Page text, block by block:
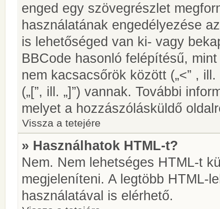
enged egy szövegrészlet
használatának engedélyezése
is lehetőséged van ki- vagy
BBCode hasonló felépítésű,
nem kacsacsőrök között („<” ,
(„[”, ill. „]”) vannak. További
melyet a hozzászólásküldő
Vissza a tetejére
» Használhatok HTML-t?
Nem. Nem lehetséges HTML-t
megjeleníteni. A legtöbb HTML-
használatával is elérhető.